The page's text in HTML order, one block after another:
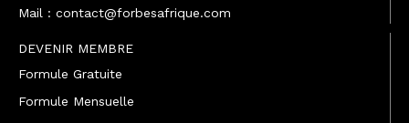
Mail : contact@forbesafrique.com
DEVENIR MEMBRE
Formule Gratuite
Formule Mensuelle